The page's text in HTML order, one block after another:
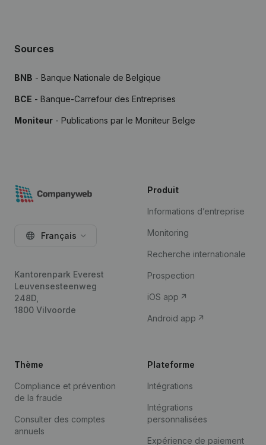
Sources
BNB - Banque Nationale de Belgique
BCE - Banque-Carrefour des Entreprises
Moniteur - Publications par le Moniteur Belge
Français
Kantorenpark Everest
Leuvensesteenweg
248D,
1800 Vilvoorde
Produit
Informations d’entreprise
Monitoring
Recherche internationale
Prospection
iOS app
Android app
Thème
Compliance et prévention
de la fraude
Consulter des comptes
annuels
Plateforme
Intégrations
Intégrations
personnalisées
Expérience de paiement